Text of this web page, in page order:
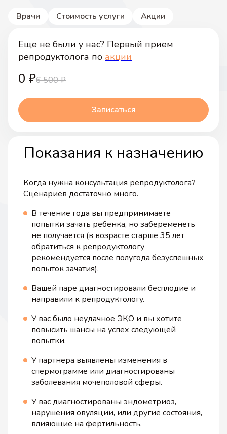
Врачи
Стоимость услуги Акции
Показания к назначению
Когда нужна консультация репродуктолога?
Сценариев достаточно много.
В течение года вы предпринимаете
попытки зачать ребенка, но забеременеть
не получается (в возрасте старше 35 лет
обратиться к репродуктологу
рекомендуется после полугода безуспешных
попыток зачатия).
Вашей паре диагностировали бесплодие и
направили к репродуктологу.
У вас было неудачное ЭКО и вы хотите
повысить шансы на успех следующей
попытки.
У партнера выявлены изменения в
спермограмме или диагностированы
заболевания мочеполовой сферы.
У вас диагностированы эндометриоз,
нарушения овуляции, или другие состояния,
влияющие на фертильность.
Еще не были у нас? Первый прием
репродуктолога по акции
0 ₽6 500₽
Записаться